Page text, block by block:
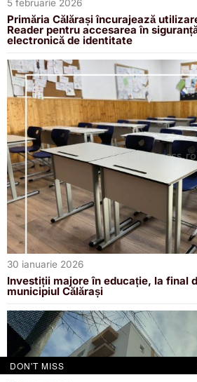
5 februarie 2026
Primăria Călărași încurajează
Reader pentru accesarea în
electronică de identitate
30 ianuarie 2026
Investiții majore în educație, la final
municipiul Călărași
DON'T MISS